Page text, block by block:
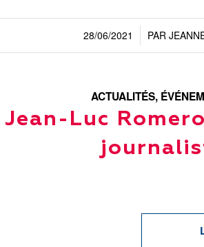
28/06/2021
/ PAR
ACTUALITÉS,
Jean-Luc